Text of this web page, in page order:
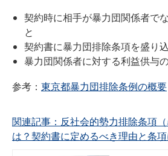
契約時に相手が暴力団関係者で
と
契約書に暴力団排除条項を盛り
暴力団関係者に対する利益供与
参考： 東京都暴力団排除条例の概要
関連記事： 反社会的勢力排除条項
は？契約書に定めるべき理由と条